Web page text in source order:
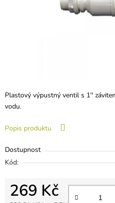
Plastový výpustný ventil s 1''
vodu.
Popis produktu
Dostupnost
Kód:
269 Kč